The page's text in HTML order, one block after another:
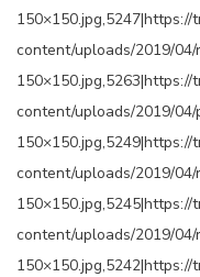
content/uploads/2019/
content/uploads/2019/
content/uploads/2019/
content/uploads/2019/